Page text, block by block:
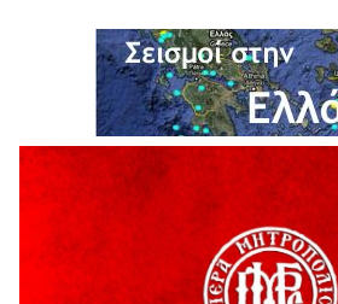
Η Marseaux στα Γρεβενά για μια
5 Αυγούστου 2026
Θερινό Σινεμά στο πλαίσιο του
Καλοκαιριού 2026» με την βραβευμένη
Ανάσες».
5 Αυγούστου 2026
Γρεβενά: Συνελήφθη 18χρονος
εξοπλισμού γυμναστηρίου
5 Αυγούστου 2026